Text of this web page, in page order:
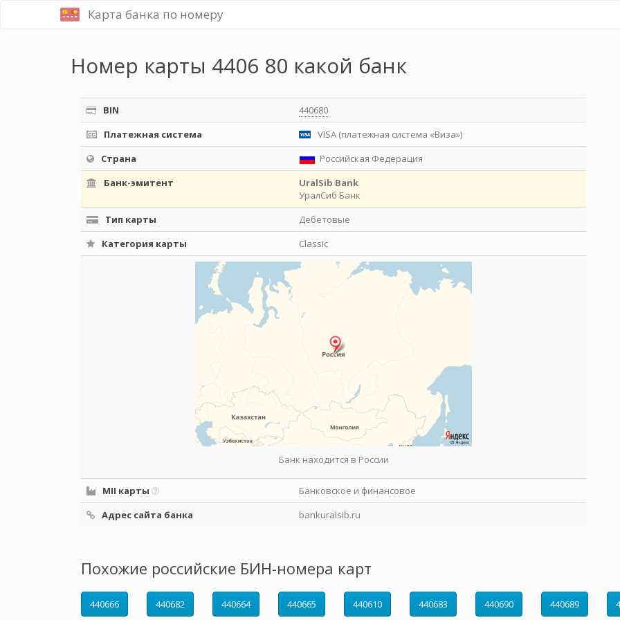
Карта банка по номеру
Номер карты 4406 80 какой банк
BIN
440680
Платежная система
VISA (платежная система «Виза»)
Страна
Российская Федерация
Банк-эмитент
UralSib Bank
УралСиб Банк
Тип карты
Дебетовые
Категория карты
Classic
Банк находится в России
MII карты
Банковское и финансовое
Адрес сайта банка
bankuralsib.ru
Похожие российские БИН-номера карт
440666 440682 440664 440665 440610 440683 440690 440689